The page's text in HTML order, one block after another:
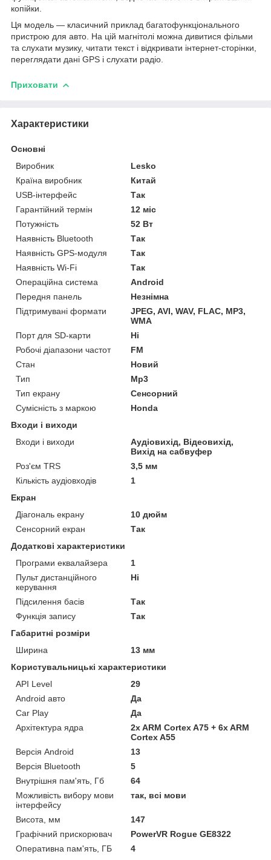
копійки.
Ця модель — класичний приклад багатофункціонального
пристрою для авто. На цій магнітолі можна дивитися фільми
та слухати музику, читати текст і відкривати інтернет-сторінки,
переглядати дані GPS і слухати радіо.
Приховати
Характеристики
Основні
Виробник
Lesko
Країна виробник
Китай
USB-інтерфейс
Так
Гарантійний термін
12 міс
Потужність
52 Вт
Наявність Bluetooth
Так
Наявність GPS-модуля
Так
Наявність Wi-Fi
Так
Операційна система
Android
Передня панель
Незнімна
Підтримувані формати
JPEG, AVI, WAV, FLAC, MP3,
WMA
Порт для SD-карти
Ні
Робочі діапазони частот
FM
Стан
Новий
Тип
Mp3
Тип екрану
Сенсорний
Сумісність з маркою
Honda
Входи і виходи
Входи і виходи
Аудіовихід, Відеовихід,
Вихід на сабвуфер
Роз'єм TRS
3,5 мм
Кількість аудіовходів
1
Екран
Діагональ екрану
10 дюйм
Сенсорний екран
Так
Додаткові характеристики
Програми еквалайзера
1
Пульт дистанційного
керування
Ні
Підсилення басів
Так
Функція запису
Так
Габаритні розміри
Ширина
13 мм
Користувальницькі характеристики
API Level
29
Android авто
Да
Car Play
Да
Архітектура ядра
2x ARM Cortex A75 + 6x ARM
Cortex A55
Версія Android
13
Версія Bluetooth
5
Внутрішня пам'ять, Гб
64
Можливість вибору мови
інтерфейсу
так, всі мови
Висота, мм
147
Графічний прискорювач
PowerVR Rogue GE8322
Оперативна пам'ять, ГБ
4